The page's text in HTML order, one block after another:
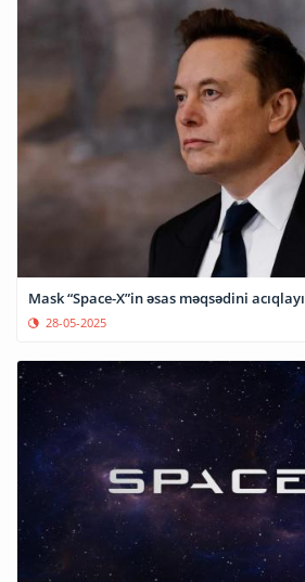
Mask “Space-X”in əsas məqsədini
28-05-2025